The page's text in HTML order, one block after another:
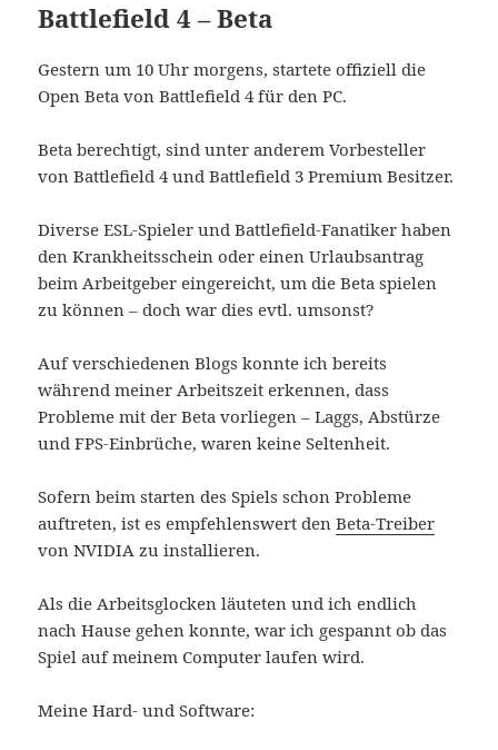
Battlefield 4 – Beta
Gestern um 10 Uhr morgens, startete offiziell die
Open Beta von Battlefield 4 für den PC.
Beta berechtigt, sind unter anderem Vorbesteller
von Battlefield 4 und Battlefield 3 Premium Besitzer.
Diverse ESL-Spieler und Battlefield-Fanatiker haben
den Krankheitsschein oder einen Urlaubsantrag
beim Arbeitgeber eingereicht, um die Beta spielen
zu können – doch war dies evtl. umsonst?
Auf verschiedenen Blogs konnte ich bereits
während meiner Arbeitszeit erkennen, dass
Probleme mit der Beta vorliegen – Laggs, Abstürze
und FPS-Einbrüche, waren keine Seltenheit.
Sofern beim starten des Spiels schon Probleme
auftreten, ist es empfehlenswert denBeta-Treiber
von NVIDIA zu installieren.
Als die Arbeitsglocken läuteten und ich endlich
nach Hause gehen konnte, war ich gespannt ob das
Spiel auf meinem Computer laufen wird.
Meine Hard- und Software: